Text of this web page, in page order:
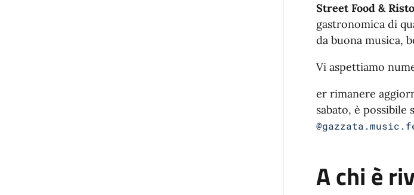
Street Food &
gastronomica di
da buona musica,
Vi aspettiamo
er rimanere
sabato, è
A chi è